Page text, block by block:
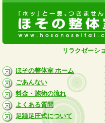
リラクゼーシ
ほその整体室 ホーム
ごあんない
料金・施術の流れ
よくある質問
足踵足圧式について